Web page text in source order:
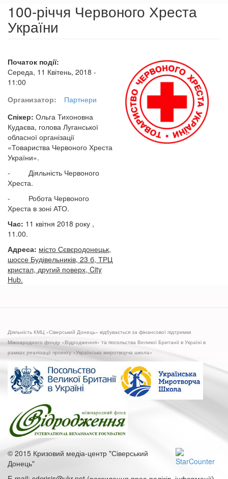
100-річчя Червоного Хреста
України
Початок події:
Середа, 11 Квітень, 2018 -
11:00
Организатор:
Партнери
Спікер: Ольга Тихоновна
Кудаєва, голова Луганської
обласної організації
«Товариства Червоного Хреста
України».
- Діяльність Червоного
Хреста.
- Робота Червоного
Хреста в зоні АТО.
Час: 11 квітня 2018 року ,
11.00.
Адреса: місто Сєвєродонецьк,
шоссе Будівельників, 23 б, ТРЦ
кристал, другий поверх, City
Hub.
Діяльність КМЦ «Сіверський Донець» відбувається за фінансової підтримки
Міжнародного фонду «Відродження» та посольства Великої Британії в Україні в
рамках реалізації проекту «Українська миротворча школа»
© 2015 Кризовий медіа-центр "Сіверський
Донець"